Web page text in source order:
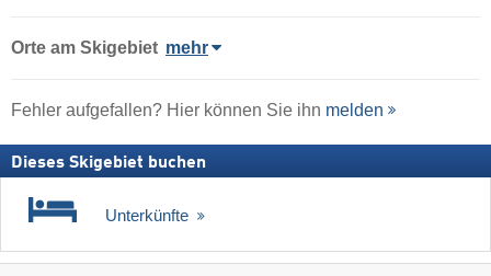
Orte am Skigebiet mehr
Fehler aufgefallen? Hier können Sie ihn melden
Dieses Skigebiet buchen
Unterkünfte